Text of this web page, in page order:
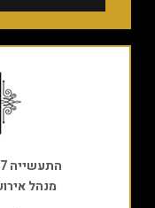
התעשייה 17, אזור תעשייה תל חנן, נשר
מנהל